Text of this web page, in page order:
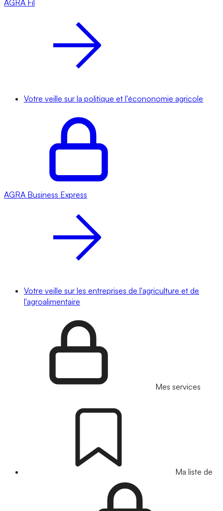
AGRA Fil
Votre veille sur la politique et l'écononomie agricole
AGRA Business Express
Votre veille sur les entreprises de l'agriculture et de
l'agroalimentaire
Mes services
Ma liste de